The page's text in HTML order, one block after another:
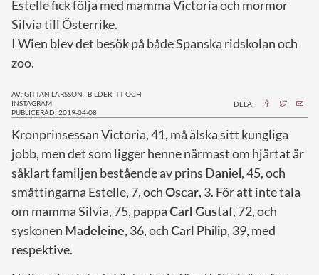
Estelle fick följa med mamma Victoria och mormor
Silvia till Österrike.
I Wien blev det besök på både Spanska ridskolan och
zoo.
AV: GITTAN LARSSON | BILDER: TT OCH
INSTAGRAM
PUBLICERAD: 2019-04-08
DELA:
Kronprinsessan Victoria, 41, må älska sitt kungliga
jobb, men det som ligger henne närmast om hjärtat är
såklart familjen bestående av prins Daniel, 45, och
småttingarna Estelle, 7, ochOscar, 3. För att inte tala
om mamma Silvia, 75, pappaCarl Gustaf, 72, och
syskonen Madeleine, 36, ochCarl Philip, 39, med
respektive.